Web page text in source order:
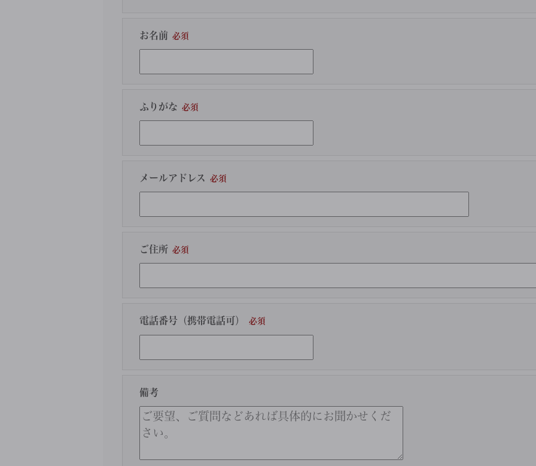
お名前
ふりがな
メールアドレス
ご住所
電話番号（携帯電話可）
備考